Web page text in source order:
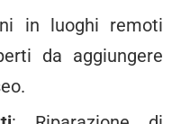
in luoghi remoti
da aggiungere